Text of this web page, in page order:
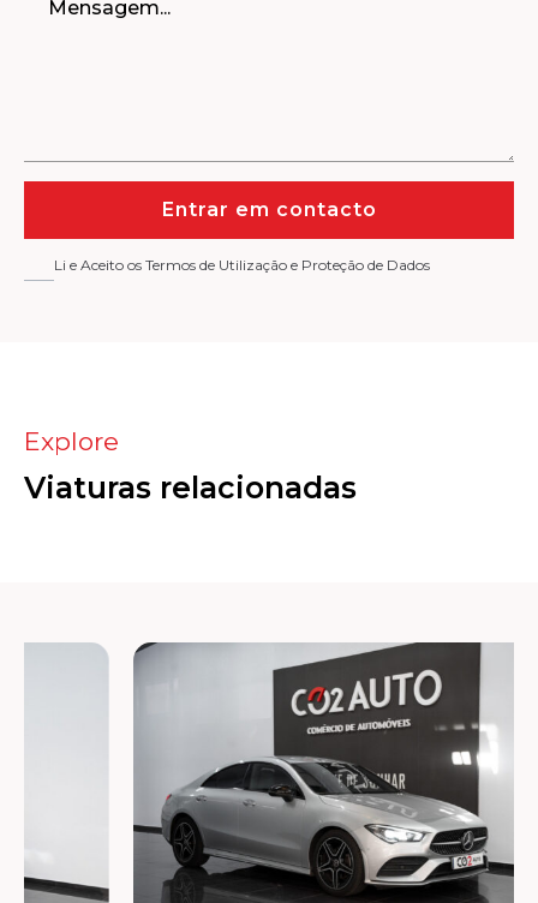
Entrar em contacto
Li e Aceito os Termos de Utilização e Proteção de Dados
Explore
Viaturas relacionadas